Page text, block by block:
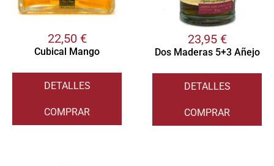
22,50 €
Cubical Mango
DETALLES
COMPRAR
23,95 €
Dos Maderas 5+3 Añejo
DETALLES
COMPRAR